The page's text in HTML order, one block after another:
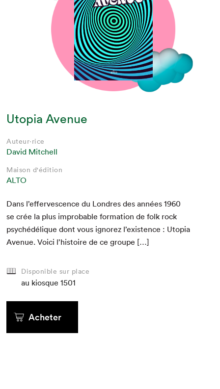
Utopia Avenue
Auteur·rice
David Mitchell
Maison d'édition
ALTO
Dans l’effervescence du Lon­dres des années1960
se crée la plus improb­a­ble for­ma­tion de folk rock
psy­chédélique dont vous ignorez l’existence : Utopia
Avenue. Voici l’histoire de ce groupe […]
Disponible sur place
au kiosque 1501
Acheter